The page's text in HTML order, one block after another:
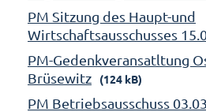
PM Sitzung des Haupt-und
Wirtschaftsausschusses
PM-Gedenkveransatltung
Brüsewitz
(124 kB)
PM Betriebsausschuss